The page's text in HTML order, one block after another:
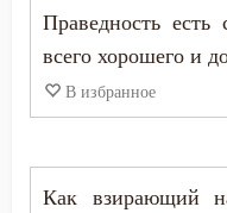
Сотворение мира
Спасение
Спаситель
Сплетни
Праведность есть
всего хорошего и
В избранное
Как взирающий